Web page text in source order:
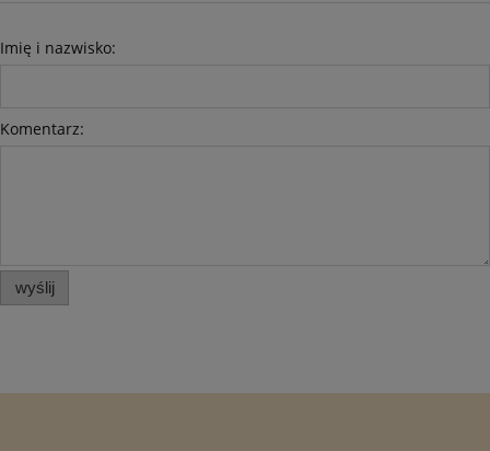
Imię i nazwisko:
Komentarz:
wyślij